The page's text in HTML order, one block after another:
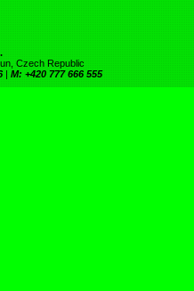
Czech Republic
| M: +420 777 666 555